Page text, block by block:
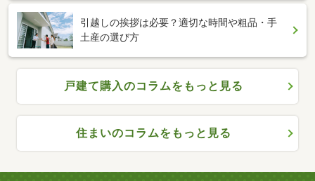
引越しの挨拶は必要？適切な時間や粗品・手
土産の選び方
戸建て購入のコラムをもっと見る
住まいのコラムをもっと見る